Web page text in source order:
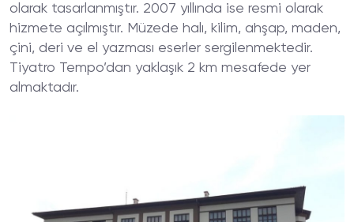
olarak tasarlanmıştır. 2007 yıllında ise resmi olarak
hizmete açılmıştır. Müzede halı, kilim, ahşap, maden,
çini, deri ve el yazması eserler sergilenmektedir.
Tiyatro Tempo’dan yaklaşık 2 km mesafede yer
almaktadır.